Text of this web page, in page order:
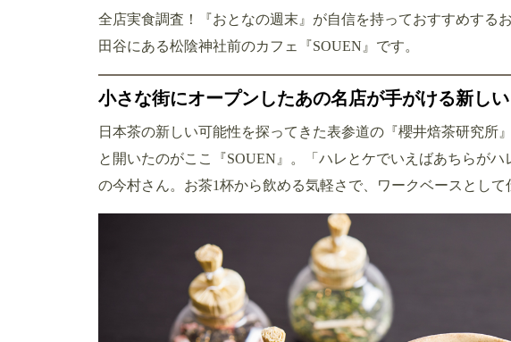
全店実食調査！『おとなの週末』が自信を持っておすすめする
田谷にある松陰神社前のカフェ『SOUEN』です。
小さな街にオープンしたあの名店が手がける新し
日本茶の新しい可能性を探ってきた表参道の『櫻井焙茶研究所
と開いたのがここ『SOUEN』。「ハレとケでいえばあちらが
の今村さん。お茶1杯から飲める気軽さで、ワークベースとして